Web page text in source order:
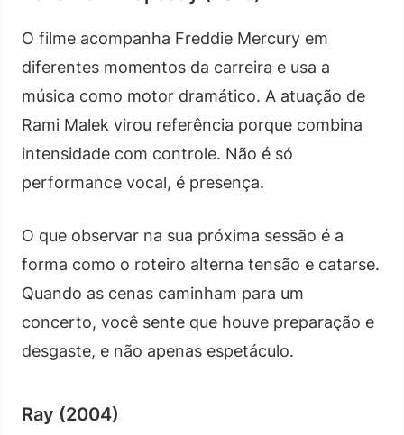
O filme acompanha Freddie Mercury em
diferentes momentos da carreira e usa a
música como motor dramático. A atuação de
Rami Malek virou referência porque combina
intensidade com controle. Não é só
performance vocal, é presença.
O que observar na sua próxima sessão é a
forma como o roteiro alterna tensão e catarse.
Quando as cenas caminham para um
concerto, você sente que houve preparação e
desgaste, e não apenas espetáculo.
Ray (2004)